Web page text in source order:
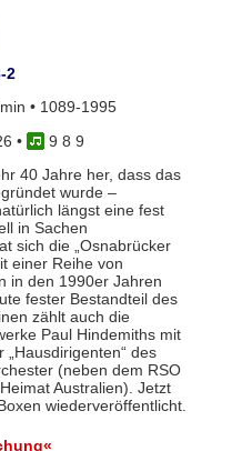
2
• 1089-1995
•
9 8 9
40 Jahre her, dass das
wurde –
längst eine fest
in Sachen
sich die „Osnabrücker
einer Reihe von
in den 1990er Jahren
fester Bestandteil des
zählt auch die
Paul Hindemiths mit
des
(neben dem RSO
Australien). Jetzt
wiederveröffentlicht.